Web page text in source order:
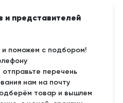
и представителей
поможем с подбором!
отправьте перечень
нам на почту
товар и вышлем